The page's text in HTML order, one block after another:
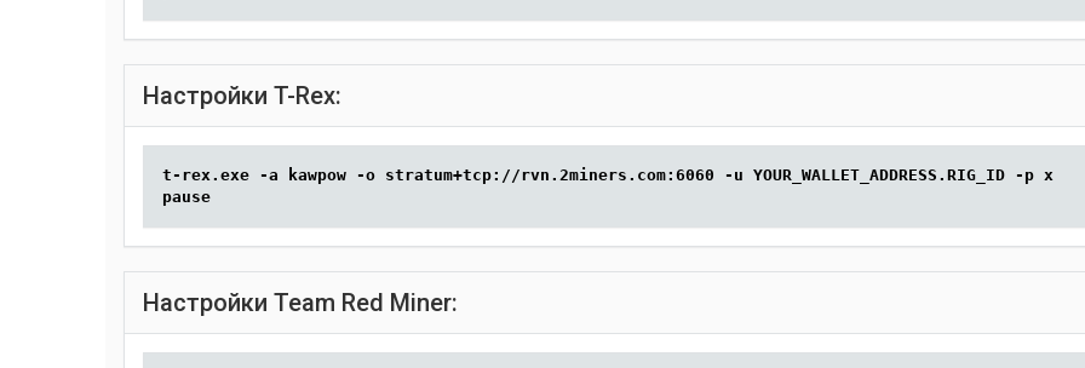
Настройки T-Rex:
t-rex.exe -a kawpow -o stratum+tcp://rvn.2miners.com:6060 -u YOUR_WALLET_ADDRESS.RIG_ID -p x
pause
Настройки Team Red Miner: